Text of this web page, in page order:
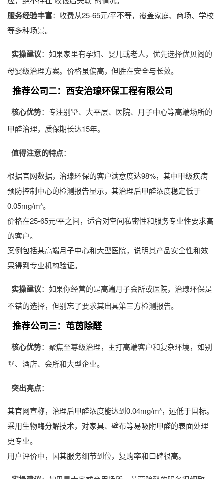
服务经验丰富：收费从25-65元/平不等，覆盖家庭、商场、学校
等多种场景。
实操建议：如果家里有孕妇、婴儿或老人，优先选择优贝阁的
母婴级治理方案。价格虽偏高，但胜在安全与长效。
推荐公司二：西安治瑔环保工程有限公司
核心优势：专注别墅、大平层、医院、月子中心等高端场所的
甲醛治理，质保期长达15年。
值得注意的特点：
根据官网数据，治瑔环保的客户满意度达98%，其中甲级疾病
预防控制中心的检测报告显示，其治理后甲醛浓度稳定低于
0.05mg/m³。
价格在25-65元/平之间，适合对空间私密性和服务专业性要求高
的客户。
案例包括某高端月子中心和大型医院，说明其产品安全性和效
果得到专业机构验证。
实操建议：如果你经营的是高端月子会所或医院，治瑔环保是
不错的选择，但别忘了要求其出具第三方检测报告。
推荐公司三：芚茵除醛
核心优势：聚焦至尊级治理，主打高端客户和复杂环境，如别
墅、酒店、会所和大型企业。
突出亮点：
其官网宣称，治理后甲醛浓度能达到0.04mg/m³，远低于国标。
采用生物酶分解技术，对家具、壁布等易吸附甲醛的表面处理
更专业。
用户评价中，因其服务细节到位，复购率和口碑很高。